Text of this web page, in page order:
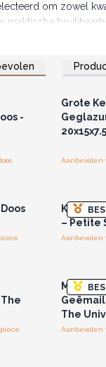
om zowel
praktische
vandaag nog en
-
Log
Grote
Aanbevolen
Kleine
– Petite
Aanbevolen
The
Aanbevolen